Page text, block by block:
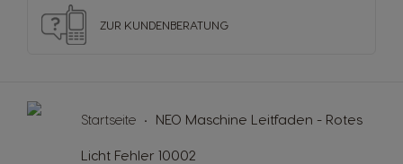
ZUR KUNDENBERATUNG
Startseite NEO Maschine Leitfaden - Rotes
Licht Fehler 10002